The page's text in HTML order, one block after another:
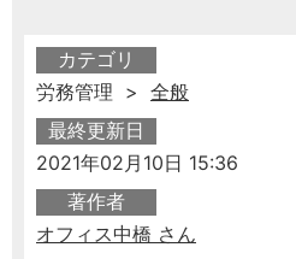
カテゴリ
労務管理 > 全般
最終更新日
2021年02月10日 15:36
著作者
オフィス中橋 さん